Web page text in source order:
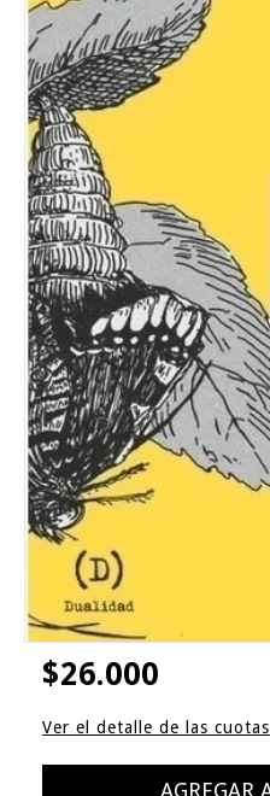
$26.000
Ver el detalle de las cuotas